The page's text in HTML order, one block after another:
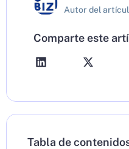
Autor del
Comparte este
Tabla de